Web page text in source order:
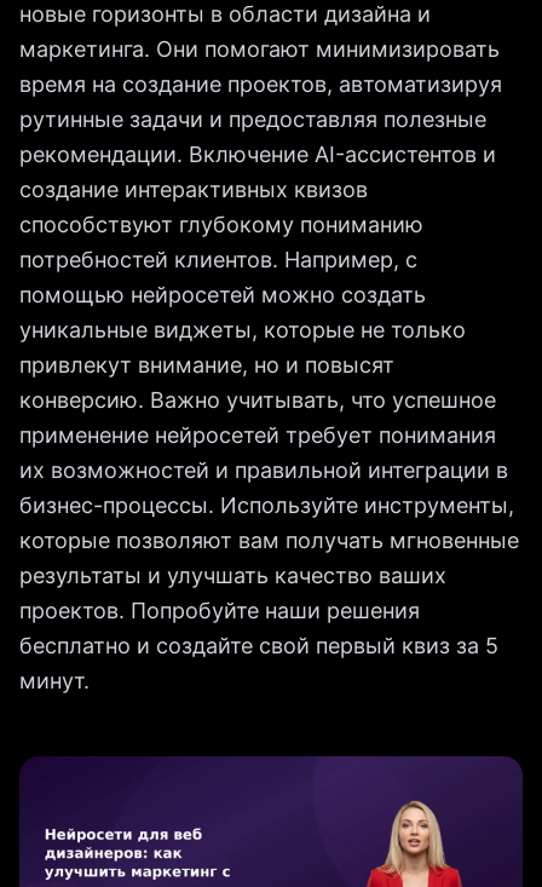
новые горизонты в области дизайна и
маркетинга. Они помогают минимизировать
время на создание проектов, автоматизируя
рутинные задачи и предоставляя полезные
рекомендации. Включение AI-ассистентов и
создание интерактивных квизов
способствуют глубокому пониманию
потребностей клиентов. Например, с
помощью нейросетей можно создать
уникальные виджеты, которые не только
привлекут внимание, но и повысят
конверсию. Важно учитывать, что успешное
применение нейросетей требует понимания
их возможностей и правильной интеграции в
бизнес-процессы. Используйте инструменты,
которые позволяют вам получать мгновенные
результаты и улучшать качество ваших
проектов. Попробуйте наши решения
бесплатно и создайте свой первый квиз за 5
минут.